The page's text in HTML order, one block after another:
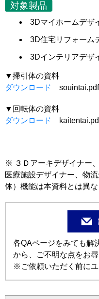
対象製品
3Dマイホームデザ
3D住宅リフォーム
3Dインテリアデザ
▼掃引体の資料
ダウンロード
souintai.pdf
▼回転体の資料
ダウンロード
※ ３Ｄアーキデザイナー
医療施設デザイナー、物
体）機能は本資料とは異な
各QAページをみても解
から、ご不明な点をお尋
※ご依頼いただく前にユ